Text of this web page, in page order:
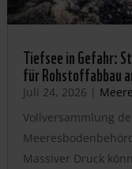
Tiefsee in Gefahr:
für Rohstoffabbau
Juli 24, 2026 | Meere
Vollversammlung
Massiver Druck